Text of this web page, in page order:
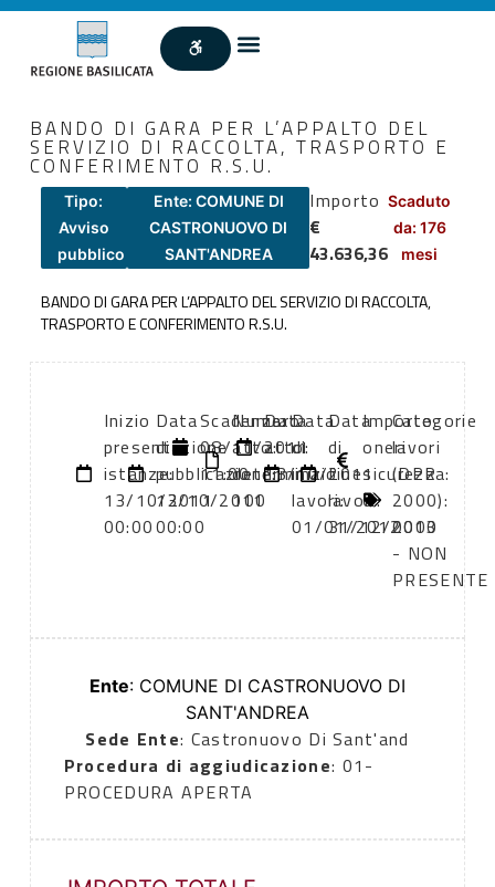
BANDO DI GARA PER L’APPALTO DEL
SERVIZIO DI RACCOLTA, TRASPORTO E
CONFERIMENTO R.S.U.
Tipo:
Avviso
pubblico
Ente: COMUNE DI
CASTRONUOVO DI
SANT'ANDREA
Importo
€
43.636,36
Scaduto
da: 176
mesi
BANDO DI GARA PER L’APPALTO DEL SERVIZIO DI RACCOLTA,
TRASPORTO E CONFERIMENTO R.S.U.
Inizio
presentazione
istanze:
13/10/2011
00:00
Data
di
pubblicazione:
13/10/2011
00:00
Scadenza:
08/11/2011
11:00
Numero
atto:
determina
100
Data
atto:
13/10/2011
Data
di
inizio
lavori:
01/01/2012
Data
di
fine
lavori:
31/12/2013
Importo
oneri
sicurezza:
0
Categorie
lavori
(DPR
2000):
0000
- NON
PRESENTE
Ente: COMUNE DI CASTRONUOVO DI
SANT'ANDREA
Sede Ente: Castronuovo Di Sant'and
Procedura di aggiudicazione: 01-
PROCEDURA APERTA